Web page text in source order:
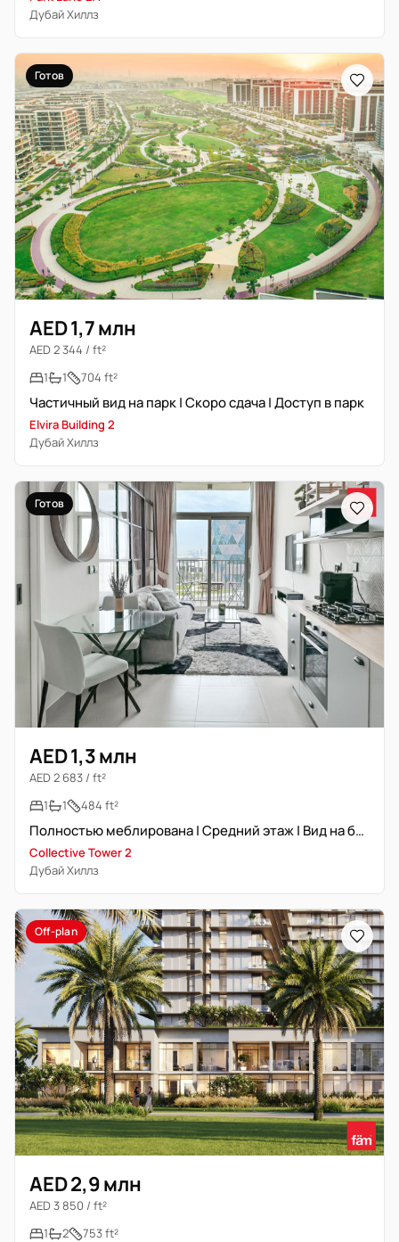
Дубай Хиллз
Готов
AED 1,7 млн
AED 2 344 / ft²
1
1 704 ft²
Частичный вид на парк | Скоро сдача | Доступ в парк
Elvira Building 2
Дубай Хиллз
Готов
AED 1,3 млн
AED 2 683 / ft²
1
1 484 ft²
Полностью меблирована | Средний этаж | Вид на бассейн
Collective Tower 2
Дубай Хиллз
Off-plan
AED 2,9 млн
AED 3 850 / ft²
1
2 753 ft²